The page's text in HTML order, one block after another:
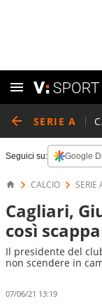
SERIE A
Seguici su: Google
CALCIO SERIE
Cagliari,
così
Il presidente del
non scendere in
07/06/21 13:19